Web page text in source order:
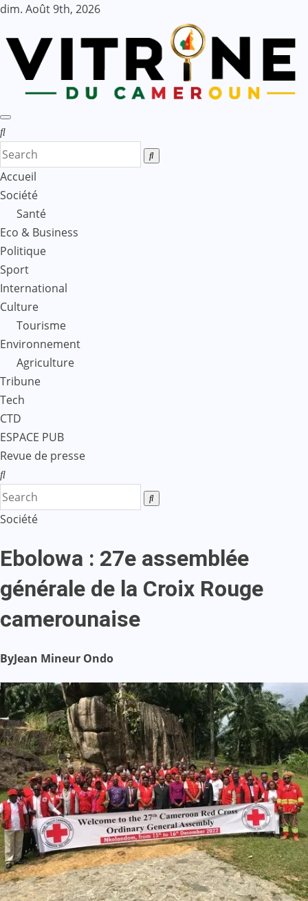
Skip
content
dim. Août 9th, 2026
Accueil
Société
Santé
Eco & Business
Politique
Sport
International
Culture
Tourisme
Environnement
Agriculture
Tribune
Tech
CTD
ESPACE PUB
Revue de presse
Société
Ebolowa : 27e assemblée
générale de la Croix Rouge
camerounaise
ByJean Mineur Ondo